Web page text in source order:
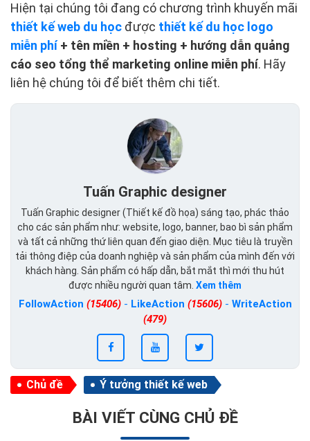
Hiện tại chúng tôi đang có chương trình khuyến mãi
thiết kế web du học được thiết kế du học logo
miễn phí + tên miền + hosting + hướng dẫn quảng
cáo seo tổng thể marketing online miễn phí. Hãy
liên hệ chúng tôi để biết thêm chi tiết.
Tuấn Graphic designer
Tuấn Graphic designer (Thiết kế đồ họa) sáng tạo, phác thảo
cho các sản phẩm như: website, logo, banner, bao bì sản phẩm
và tất cả những thứ liên quan đến giao diện. Mục tiêu là truyền
tải thông điệp của doanh nghiệp và sản phẩm của mình đến với
khách hàng. Sản phẩm có hấp dẫn, bắt mắt thì mới thu hút
được nhiều người quan tâm. Xem thêm
FollowAction (15406)- LikeAction (15606)- WriteAction
(479)
Chủ đề Ý tưởng thiết kế web
BÀI VIẾT CÙNG CHỦ ĐỀ